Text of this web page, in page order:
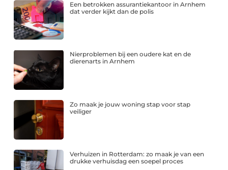
Een betrokken assurantiekantoor in Arnhem
dat verder kijkt dan de polis
Nierproblemen bij een oudere kat en de
dierenarts in Arnhem
Zo maak je jouw woning stap voor stap
veiliger
Verhuizen in Rotterdam: zo maak je van een
drukke verhuisdag een soepel proces